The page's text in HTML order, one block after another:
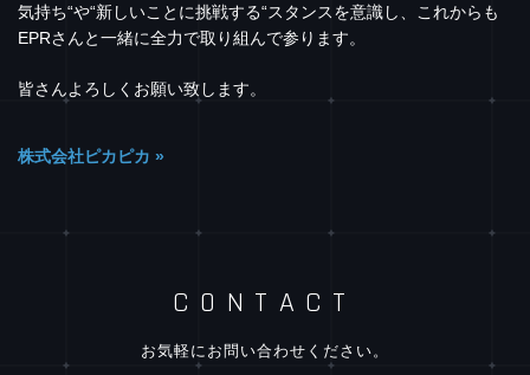
気持ち“や“新しいことに挑戦する“スタンスを意識し、これからも
EPRさんと一緒に全力で取り組んで参ります。
皆さんよろしくお願い致します。
株式会社ピカピカ »
CONTACT
お気軽に お問い合わせ ください。